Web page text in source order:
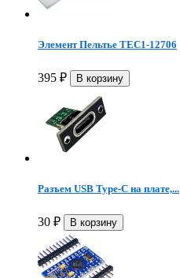
Элемент Пельтье TEC1-12706
395 ₽
Разъем USB Type-C на плате,...
30 ₽